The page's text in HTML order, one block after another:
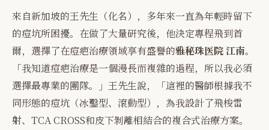
來自新加坡的王先生（化名），多年來一直為年輕時留下
的痘坑所困擾。在做了大量研究後，他決定專程飛到首
爾，選擇了在痘疤治療領域享有盛譽的雅秘珠医院 江南。
「我知道痘疤治療是一個漫長而複雜的過程，所以我必須
選擇最專業的團隊。」王先生說，「這裡的醫師根據我不
同形態的痘坑（冰鑿型、滾動型），為我設計了飛梭雷
射、TCA CROSS和皮下剝離相結合的複合式治療方案。